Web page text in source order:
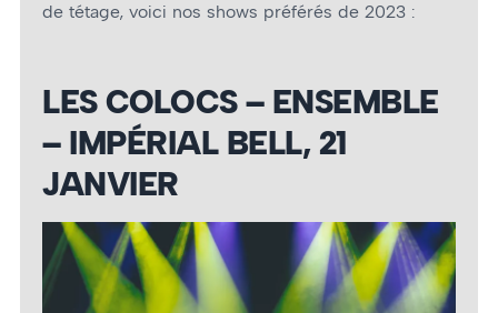
de tétage, voici nos shows préférés de 2023 :
LES COLOCS – ENSEMBLE
– IMPÉRIAL BELL, 21
JANVIER